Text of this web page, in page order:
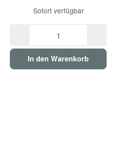
Sofort verfügbar
In den Warenkorb